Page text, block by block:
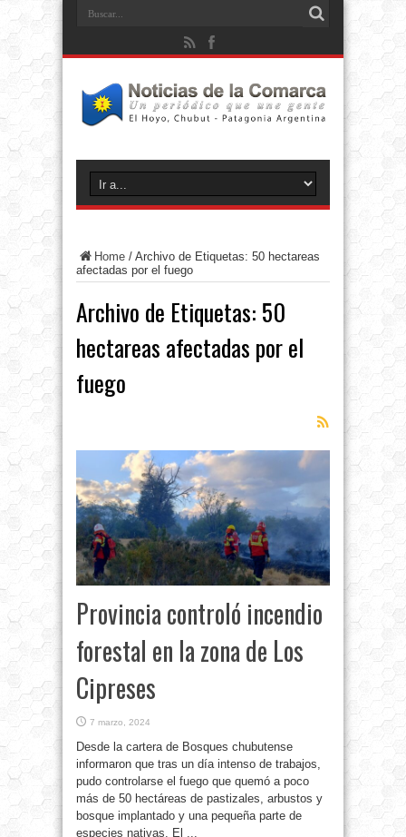
Home / Archivo de Etiquetas: 50 hectareas
afectadas por el fuego
Archivo de Etiquetas: 50
hectareas afectadas por el
fuego
Provincia controló incendio
forestal en la zona de Los
Cipreses
7 marzo, 2024
Desde la cartera de Bosques chubutense
informaron que tras un día intenso de trabajos,
pudo controlarse el fuego que quemó a poco
más de 50 hectáreas de pastizales, arbustos y
bosque implantado y una pequeña parte de
especies nativas. El ...